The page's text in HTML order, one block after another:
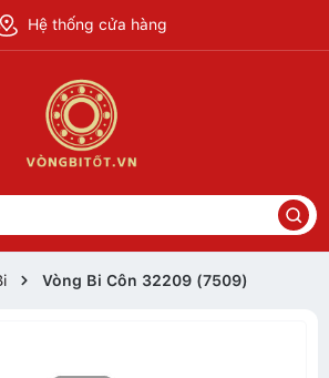
Hệ thống cửa hàng
Vòng Bi Côn 32209 (7509)